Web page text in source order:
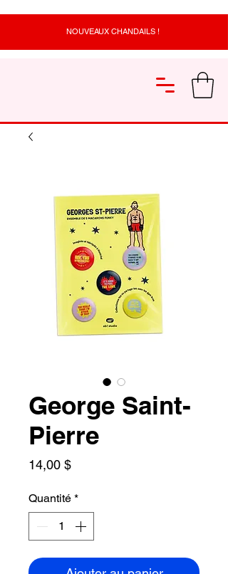
NOUVEAUX CHANDAILS !
George Saint-
Pierre
14,00 $Prix
Quantité *